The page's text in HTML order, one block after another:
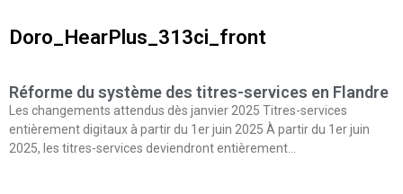
Doro_HearPlus_313ci_front
Réforme du système des titres-services en Flandre
Les changements attendus dès janvier 2025 Titres-services
entièrement digitaux à partir du 1er juin 2025 À partir du 1er juin
2025, les titres-services deviendront entièrement…